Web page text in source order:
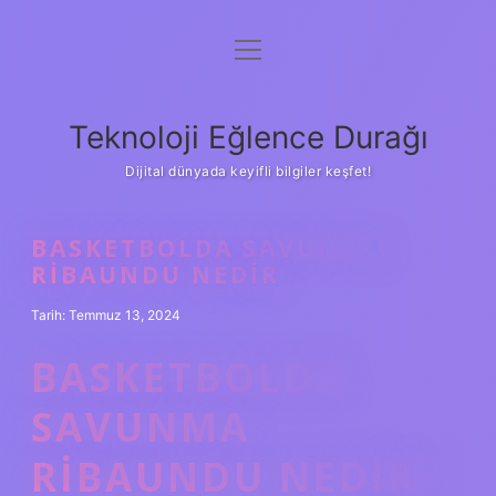
Anasayfa
Yasal Uyarı
menüyü
Teknoloji Eğlence Durağı
Dijital dünyada keyifli bilgiler keşfet!
BASKETBOLDA SAVUNMA
RIBAUNDU NEDIR
Tarih: Temmuz 13, 2024
BASKETBOLDA
SAVUNMA
RIBAUNDU NEDIR?